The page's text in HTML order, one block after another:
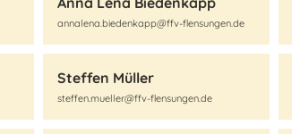
annalena.biedenkapp@ffv-flensungen.de
Steffen Müller
steffen.mueller@ffv-flensungen.de